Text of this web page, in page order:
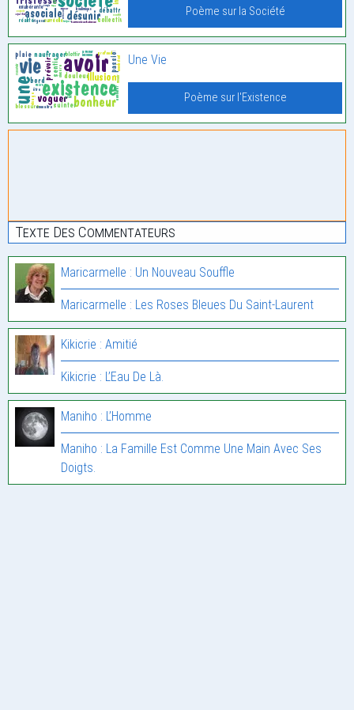
Poème sur la Société
Une Vie
Poème sur l'Existence
Texte Des Commentateurs
Maricarmelle : Un Nouveau Souffle
Maricarmelle : Les Roses Bleues Du Saint-Laurent
Kikicrie : Amitié
Kikicrie : L’Eau De Là.
Maniho : L’Homme
Maniho : La Famille Est Comme Une Main Avec Ses
Doigts.